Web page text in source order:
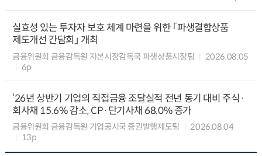
실효성 있는 투자자 보호 체계 마련을 위한 「파생결합상품
제도개선 간담회」 개최
금융위원회 금융감독원 자본시장감독국 파생상품시장팀
2026.08.05
6p
‘26년 상반기 기업의 직접금융 조달실적 전년 동기 대비 주식·
회사채 15.6% 감소, CP·단기사채 68.0% 증가
금융위원회 금융감독원 기업공시국 증권발행제도팀
2026.08.04
13p